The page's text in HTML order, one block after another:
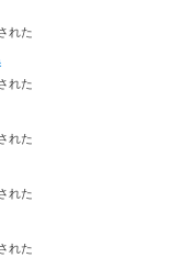
れた
れた
れた
れた
れた